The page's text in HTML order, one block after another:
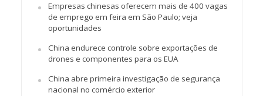
Empresas chinesas oferecem mais de 400 vagas
de emprego em feira em São Paulo; veja
oportunidades
China endurece controle sobre exportações de
drones e componentes para os EUA
China abre primeira investigação de segurança
nacional no comércio exterior